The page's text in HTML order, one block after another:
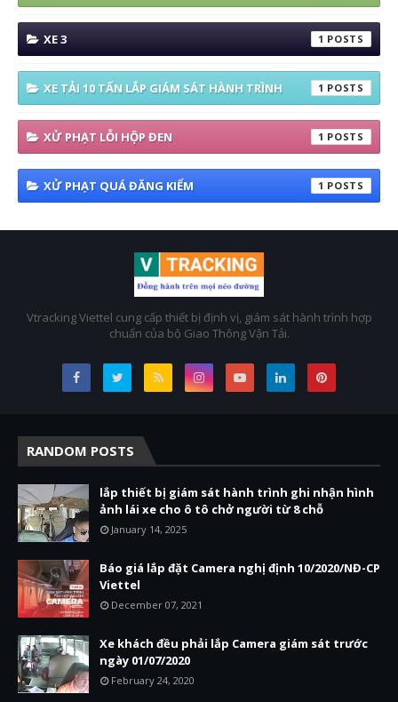
XE 3 1
XE TẢI 10 TẤN LẮP GIÁM SÁT HÀNH TRÌNH 1
XỬ PHẠT LỖI HỘP ĐEN 1
XỬ PHẠT QUÁ ĐĂNG KIỂM 1
Vtracking Viettel cung cấp thiết bị định vị, giám sát hành trình hợp
chuẩn của bộ Giao Thông Vận Tải.
RANDOM POSTS
lắp thiết bị giám sát hành trình ghi nhận hình
ảnh lái xe cho ô tô chở người từ 8 chỗ
January 14, 2025
Báo giá lắp đặt Camera nghị định 10/2020/NĐ-CP
Viettel
December 07, 2021
Xe khách đều phải lắp Camera giám sát trước
ngày 01/07/2020
February 24, 2020